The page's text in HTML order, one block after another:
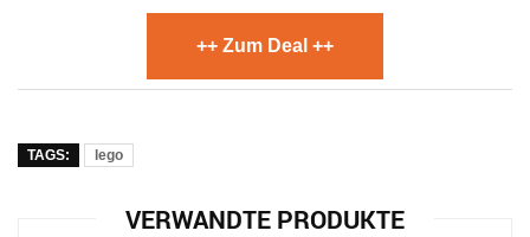
++ Zum Deal ++
TAGS: lego
VERWANDTE PRODUKTE